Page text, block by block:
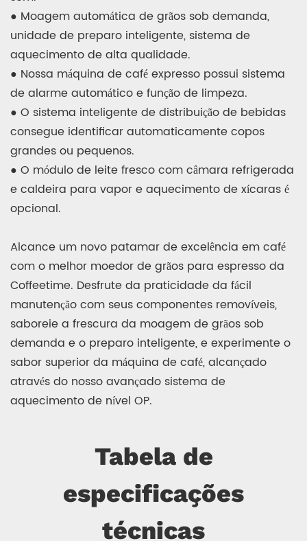
● Moagem automática de grãos sob demanda,
unidade de preparo inteligente, sistema de
aquecimento de alta qualidade.
● Nossa máquina de café expresso possui sistema
de alarme automático e função de limpeza.
● O sistema inteligente de distribuição de bebidas
consegue identificar automaticamente copos
grandes ou pequenos.
● O módulo de leite fresco com câmara refrigerada
e caldeira para vapor e aquecimento de xícaras é
opcional.
Alcance um novo patamar de excelência em café
com o melhor moedor de grãos para espresso da
Coffeetime. Desfrute da praticidade da fácil
manutenção com seus componentes removíveis,
saboreie a frescura da moagem de grãos sob
demanda e o preparo inteligente, e experimente o
sabor superior da máquina de café, alcançado
através do nosso avançado sistema de
aquecimento de nível OP.
Tabela de
especificações
técnicas